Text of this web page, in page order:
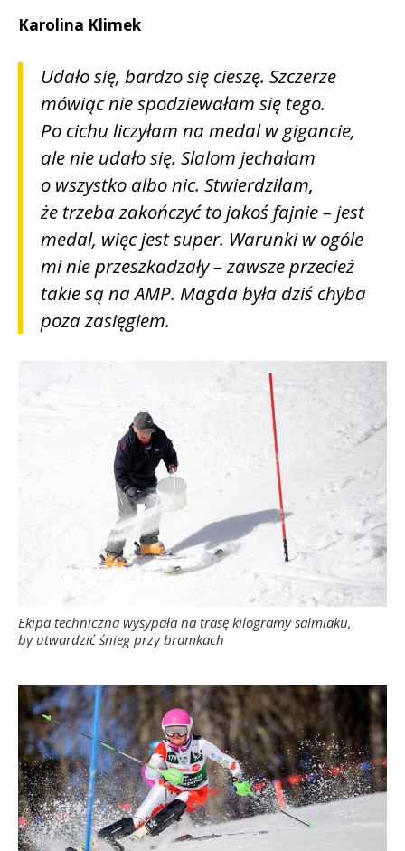
Karolina Klimek
Udało się, bardzo się cieszę. Szczerze
mówiąc nie spodziewałam się tego.
Po cichu liczyłam na medal w gigancie,
ale nie udało się. Slalom jechałam
o wszystko albo nic. Stwierdziłam,
że trzeba zakończyć to jakoś fajnie – jest
medal, więc jest super. Warunki w ogóle
mi nie przeszkadzały – zawsze przecież
takie są na AMP. Magda była dziś chyba
poza zasięgiem.
Ekipa techniczna wysypała na trasę kilogramy salmiaku,
by utwardzić śnieg przy bramkach